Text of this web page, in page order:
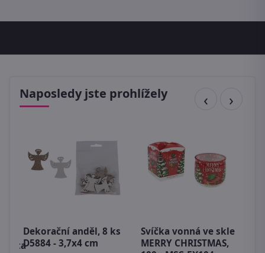
Naposledy jste prohlížely
Dekorační anděl, 8 ks
D5884 - 3,7x4 cm
Svíčka vonná ve skle
MERRY CHRISTMAS,